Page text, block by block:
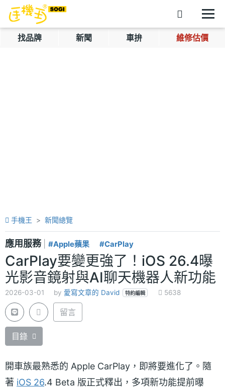
找品牌 新聞 車拚 維修估價
手機王 新聞總覽
應用服務 #Apple蘋果 #CarPlay
CarPlay要變更強了！iOS 26.4曝
光影音鏡射與AI聊天機器人新功能
2026-03-01 by 愛寫文章的 David 特約編輯 5638
留言
目錄
開車族最熟悉的 Apple CarPlay，即將要進化了。隨
著 iOS 26.4 Beta 版正式釋出，多項新功能提前曝